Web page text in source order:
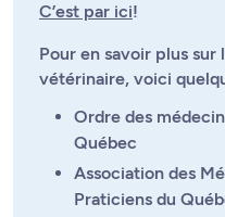
C’est par ici!
Pour en savoir plus
vétérinaire, voici
Ordre des
Québec
Association des
Praticiens du